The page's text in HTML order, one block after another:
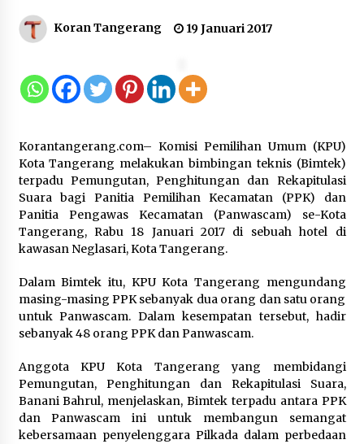
Tigaraksa, Semarakkan HUT RI
7 Agustus 2026
Lapas Banjar Tanam 200 Pohon
Cabai Dukung Program Ketahanan
Pangan
7 Agustus 2026
Tagihan Air Tanpa Pemakaian,
Pengelolaan , Perumdam TKR
Didesak Transparan
7 Agustus 2026
Sarana PAUD Diperkuat, Tangsel
Dorong Angka Partisipasi Sekolah
Terus Meningkat
7 Agustus 2026
Koran Tangerang 19 Januari 2017
Korantangerang.com– Komisi Pemilihan Umum (KPU)
Kota Tangerang melakukan bimbingan teknis (Bimtek)
terpadu Pemungutan, Penghitungan dan Rekapitulasi
Suara bagi Panitia Pemilihan Kecamatan (PPK) dan
Panitia Pengawas Kecamatan (Panwascam) se-Kota
Tangerang, Rabu 18 Januari 2017 di sebuah hotel di
kawasan Neglasari, Kota Tangerang.
Dalam Bimtek itu, KPU Kota Tangerang mengundang
masing-masing PPK sebanyak dua orang dan satu orang
untuk Panwascam. Dalam kesempatan tersebut, hadir
sebanyak 48 orang PPK dan Panwascam.
Anggota KPU Kota Tangerang yang membidangi
Pemungutan, Penghitungan dan Rekapitulasi Suara,
Banani Bahrul, menjelaskan, Bimtek terpadu antara PPK
dan Panwascam ini untuk membangun semangat
kebersamaan penyelenggara Pilkada dalam perbedaan